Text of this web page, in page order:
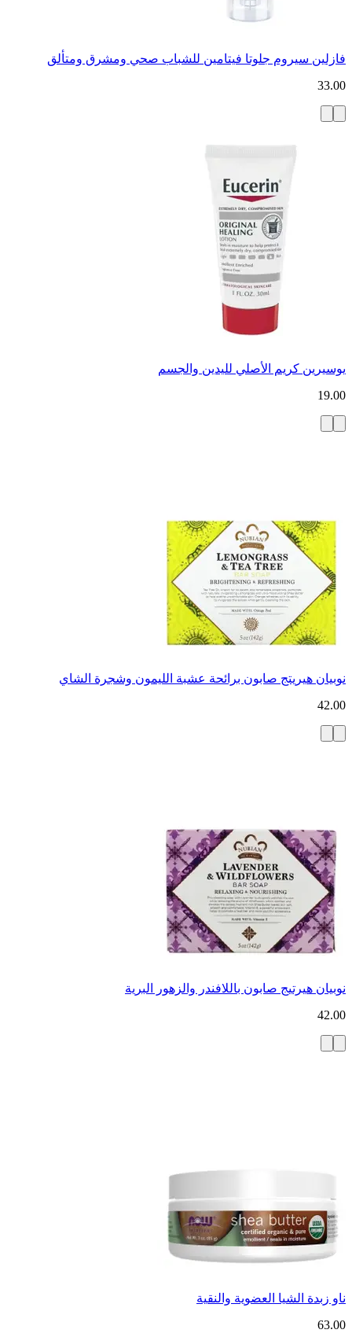
فازلين سيروم جلوتا فيتامين للشباب صحي ومشرق ومتألق
33.00
يوسيرين كريم الأصلي لليدين والجسم
19.00
نوبيان هيريتج صابون برائحة عشبة الليمون وشجرة الشاي
42.00
نوبيان هيرتيج صابون باللافندر والزهور البرية
42.00
ناو زبدة الشيا العضوية والنقية
63.00